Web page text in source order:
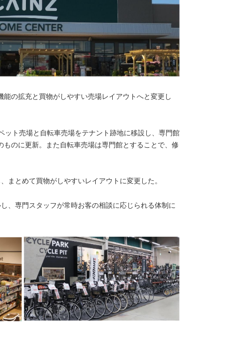
の拡充と買物がしやすい売場レイアウトへと変更し
ット売場と自転車売場をテナント跡地に移設し、専門館
のに更新。また自転車売場は専門館とすることで、修
まとめて買物がしやすいレイアウトに変更した。
、専門スタッフが常時お客の相談に応じられる体制に